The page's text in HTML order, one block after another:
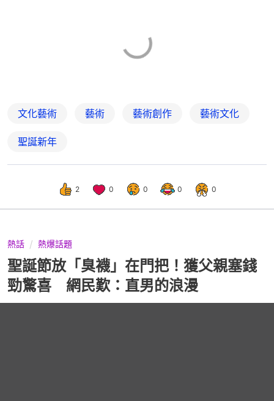
文化藝術 藝術 藝術創作 藝術文化
聖誕新年
2 0 0 0 0
熱話 熱爆話題
聖誕節放「臭襪」在門把！獲父親塞錢
勁驚喜 網民歎：直男的浪漫